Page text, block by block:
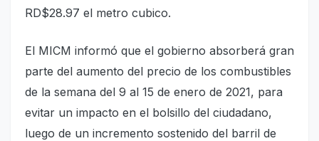
RD$28.97 el metro cubico.
El MICM informó que el gobierno absorberá gran
parte del aumento del precio de los combustibles
de la semana del 9 al 15 de enero de 2021, para
evitar un impacto en el bolsillo del ciudadano,
luego de un incremento sostenido del barril de